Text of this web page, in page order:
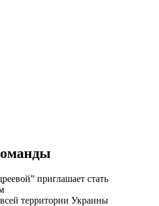
приглашает стать
территории Украины